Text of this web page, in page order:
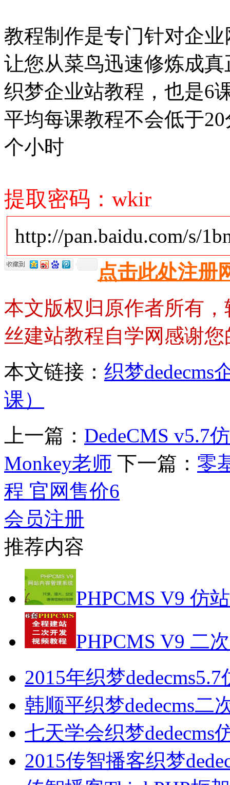
教程制作是专门针对企
让您从菜鸟迅速修炼成
织梦企业站教程，也是6
平均每课教程不会低于
个小时
提取密码：wkir
http://pan.baidu.com/s/
点击此处注册
本文版权归原作者所有
丝建站教程自学网感谢
本文链接： 织梦dedecms
课）
上一篇： DedeCMS v5.7
Monkey老师 下一篇： 零
程 官网售价6
会员注册
推荐内容
PHPCMS V9 仿
PHPCMS V9 二
2015年织梦
韩顺平织梦dedecms二
七天学会织梦dedecms
2015传智播客织梦